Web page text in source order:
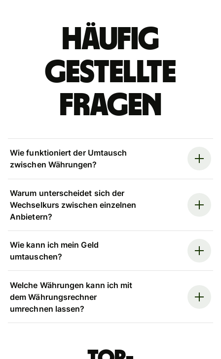
Häufig
gestellte
Fragen
Wie funktioniert der Umtausch
zwischen Währungen?
Warum unterscheidet sich der
Wechselkurs zwischen einzelnen
Anbietern?
Wie kann ich mein Geld
umtauschen?
Welche Währungen kann ich mit
dem Währungsrechner
umrechnen lassen?